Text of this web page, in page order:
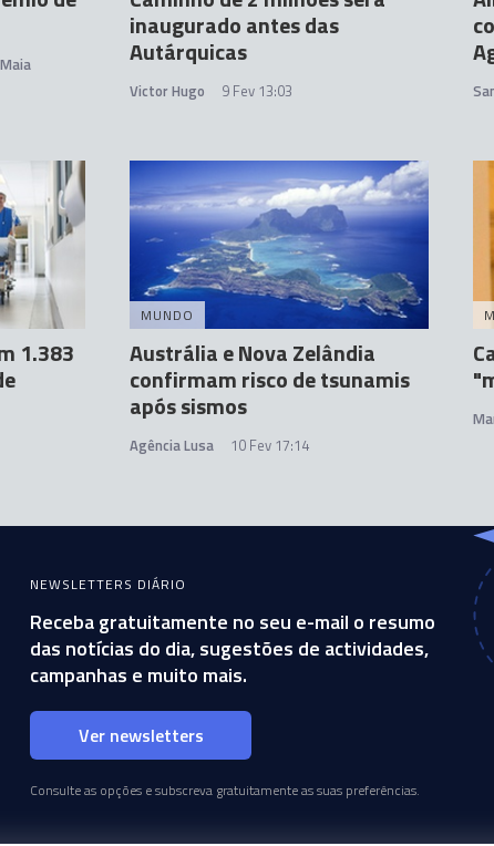
inaugurado antes das
Autárquicas
Victor Hugo 9 Fev 13:03
1.383
MUNDO
Austrália e Nova Zelândia
confirmam risco de tsunamis
após sismos
Agência Lusa 10 Fev 17:14
NEWSLETTERS DIÁRIO
Receba gratuitamente no seu e-mail o resumo
das notícias do dia, sugestões de actividades,
campanhas e muito mais.
Ver newsletters
Consulte as opções e subscreva gratuitamente as suas preferências.